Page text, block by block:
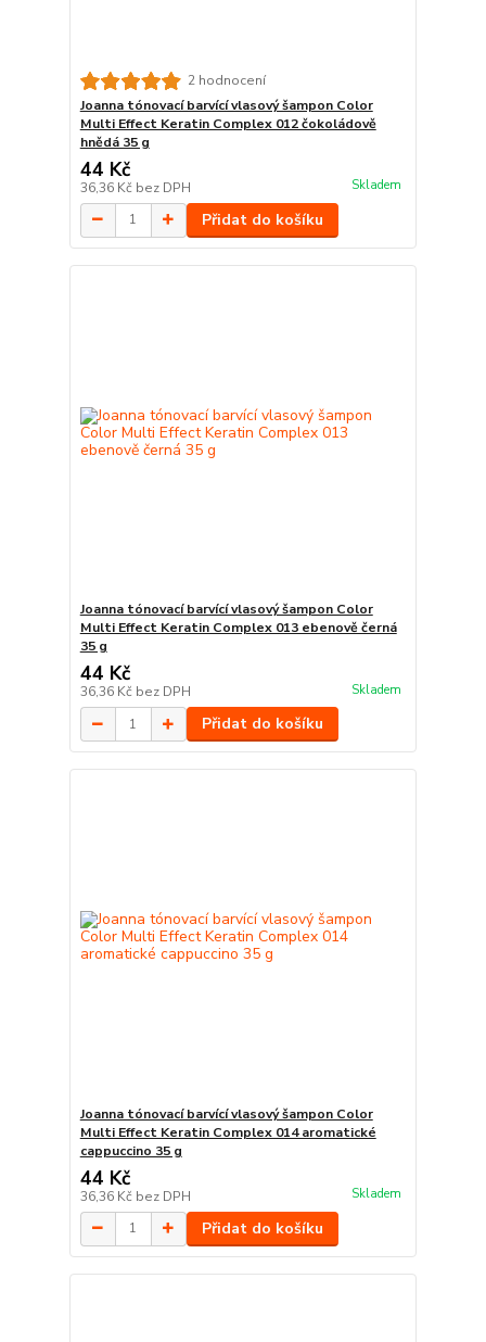
2 hodnocení
Joanna tónovací barvící vlasový šampon Color
Multi Effect Keratin Complex 012 čokoládově
hnědá 35 g
44 Kč
36,36 Kč bez DPH Skladem
Přidat do košíku
Joanna tónovací barvící vlasový šampon Color
Multi Effect Keratin Complex 013 ebenově černá
35 g
44 Kč
36,36 Kč bez DPH Skladem
Přidat do košíku
Joanna tónovací barvící vlasový šampon Color
Multi Effect Keratin Complex 014 aromatické
cappuccino 35 g
44 Kč
36,36 Kč bez DPH Skladem
Přidat do košíku